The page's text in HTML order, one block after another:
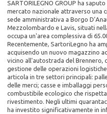
SARTORILEGNO GROUP ha
mercato nazionale attraverso una
sede amministrativa a Borgo
Mezzolombardo e Lavis, situati
occupa un'area complessiva di
Recentemente, SartoriLegno ha
acquisendo un nuovo magazzino
vicino all'autostrada del Brennero,
gestione delle operazioni
articola in tre settori principali:
delle merci; casse e imballaggi
combustibile ecologico che
rivestimento. Negli ultimi
ha investito significativamente in
PERSONALIZZATO con misure e
realizzare un PALLET SU MISURA.
Materie prime:
Legno proveniente quasi
Lavorazioni:
Trattamento termico HT a norma
essicazione
RICHIEDI